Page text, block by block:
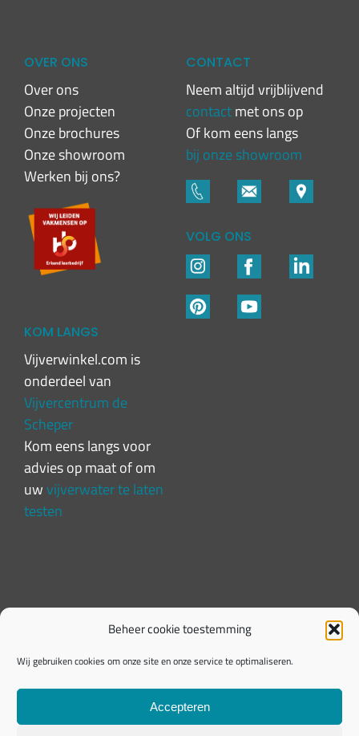
Beheer cookie toestemming
Wij gebruiken cookies om onze site en onze service te optimaliseren.
Accepteren
OVER ONS
Over ons
Onze projecten
Onze brochures
Onze showroom
Werken bij ons?
CONTACT
Neem altijd vrijblijvend
contactmet ons op
Of kom eens langs
bij onze showroom
VOLG ONS
KOM LANGS
Vijverwinkel.com is
onderdeel van
Vijvercentrum de
Scheper
Kom eens langs voor
advies op maat of om
uwvijverwater te laten
testen